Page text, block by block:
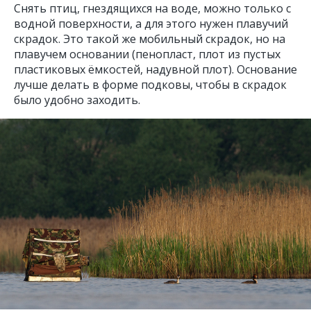
Снять птиц, гнездящихся на воде, можно только с
водной поверхности, а для этого нужен плавучий
скрадок. Это такой же мобильный скрадок, но на
плавучем основании (пенопласт, плот из пустых
пластиковых ёмкостей, надувной плот). Основание
лучше делать в форме подковы, чтобы в скрадок
было удобно заходить.